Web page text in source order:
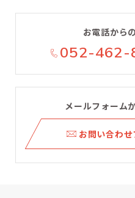
お電話から
052-462-
メールフォーム
お問い合わ